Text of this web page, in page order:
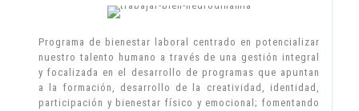
los que día a día se exponen nuestros pacientes, sus
Programa de bienestar laboral centrado en potencializar
nuestro talento humano a través de una gestión integral
y focalizada en el desarrollo de programas que apuntan
a la formación, desarrollo de la creatividad, identidad,
participación y bienestar físico y emocional; fomentando